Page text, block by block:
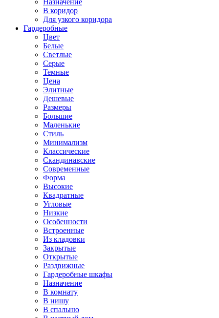
Назначение
В коридор
Для узкого коридора
Гардеробные
Цвет
Белые
Светлые
Серые
Темные
Цена
Элитные
Дешевые
Размеры
Большие
Маленькие
Стиль
Минимализм
Классические
Скандинавские
Современные
Форма
Высокие
Квадратные
Угловые
Низкие
Особенности
Встроенные
Из кладовки
Закрытые
Открытые
Раздвижные
Гардеробные шкафы
Назначение
В комнату
В нишу
В спальню